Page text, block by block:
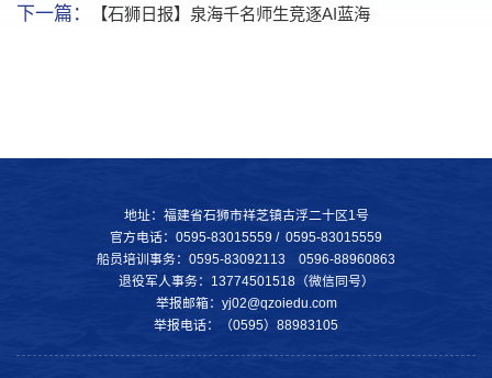
下一篇： 【石狮日报】泉海千名师生竞逐AI蓝海
地址：福建省石狮市祥芝镇古浮二十区1号
官方电话：0595-83015559 / 0595-83015559
船员培训事务：0595-83092113 0596-88960863
退役军人事务：13774501518（微信同号）
举报邮箱：yj02@qzoiedu.com
举报电话：（0595）88983105